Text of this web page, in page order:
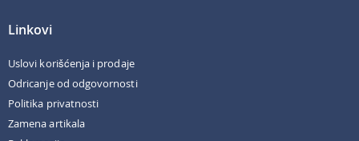
Linkovi
Uslovi korišćenja i prodaje
Odricanje od odgovornosti
Politika privatnosti
Zamena artikala